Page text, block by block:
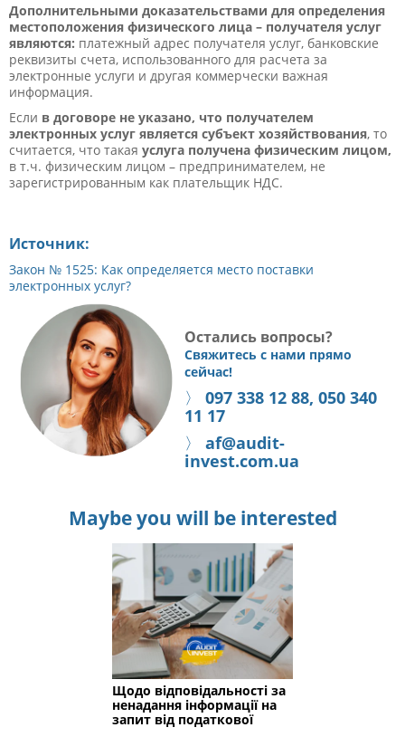
Дополнительными доказательствами для определения
местоположения физического лица – получателя услуг
являются: платежный адрес получателя услуг, банковские
реквизиты счета, использованного для расчета за
электронные услуги и другая коммерчески важная
информация.
Если в договоре не указано, что получателем
электронных услуг является субъект хозяйствования, то
считается, что такая услуга получена физическим лицом,
в т.ч. физическим лицом – предпринимателем, не
зарегистрированным как плательщик НДС.
Источник:
Закон № 1525: Как определяется место поставки
электронных услуг?
Остались вопросы?
Свяжитесь с нами прямо
сейчас!
〉
097 338 12 88, 050 340
11 17
〉
af@audit-
invest.com.ua
Maybe you will be interested
Щодо відповідальності за
ненадання інформації на
запит від податкової